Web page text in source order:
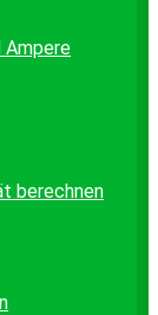
Ampere
berechnen